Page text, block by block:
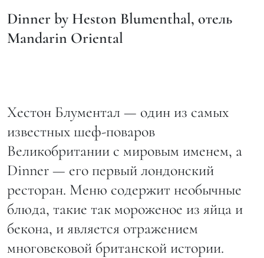
Dinner by Heston Blumenthal, отель
Mandarin Oriental
Хестон Блументал — один из самых
известных шеф-поваров
Великобритании с мировым именем, а
Dinner — его первый лондонский
ресторан. Меню содержит необычные
блюда, такие так мороженое из яйца и
бекона, и является отражением
многовековой британской истории.